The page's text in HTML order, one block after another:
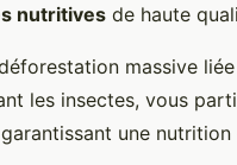
nutritives de haute
massive
les insectes, vous
une